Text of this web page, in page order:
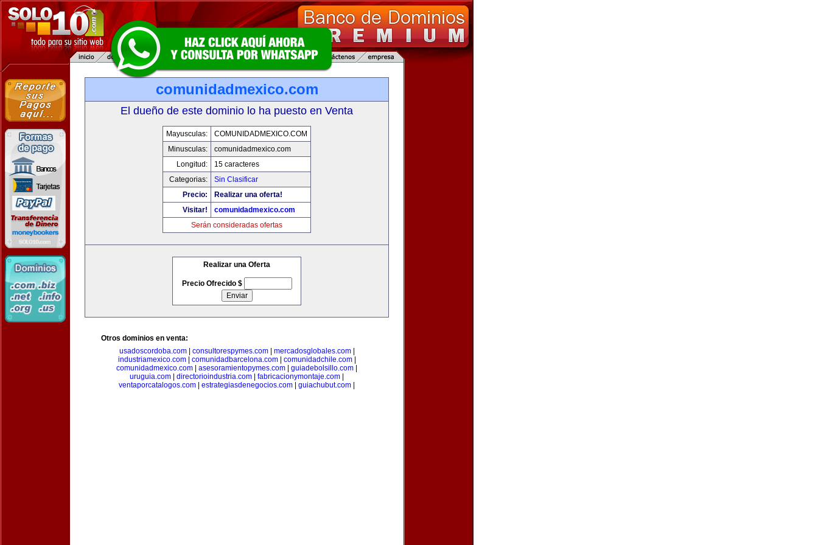
comunidadmexico.com
El dueño de este dominio lo ha puesto en Venta
Mayusculas:
COMUNIDADMEXICO.COM
Minusculas:
comunidadmexico.com
Longitud:
15 caracteres
Categorias:
Sin Clasificar
Precio:
Realizar una oferta!
Visitar!
comunidadmexico.com
Serán consideradas ofertas
Realizar una Oferta
Precio Ofrecido $
Otros dominios en venta:
usadoscordoba.com| consultorespymes.com| mercadosglobales.com|
industriamexico.com| comunidadbarcelona.com| comunidadchile.com|
comunidadmexico.com
asesoramientopymes.com guiadebolsillo.com
uruguia.com
directorioindustria.com fabricacionymontaje.com
ventaporcatalogos.com
estrategiasdenegocios.com guiachubut.com